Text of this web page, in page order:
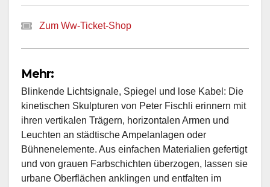
Zum Ww-Ticket-Shop
Mehr:
Blinkende Lichtsignale, Spiegel und lose Kabel: Die
kinetischen Skulpturen von Peter Fischli erinnern mit
ihren vertikalen Trägern, horizontalen Armen und
Leuchten an städtische Ampelanlagen oder
Bühnenelemente. Aus einfachen Materialien gefertigt
und von grauen Farbschichten überzogen, lassen sie
urbane Oberflächen anklingen und entfalten im